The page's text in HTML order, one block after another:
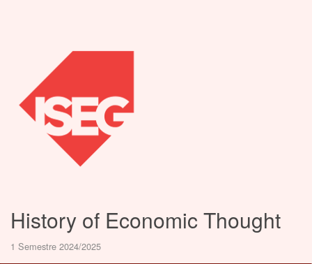
History of Economic Thought
1 Semestre 2024/2025